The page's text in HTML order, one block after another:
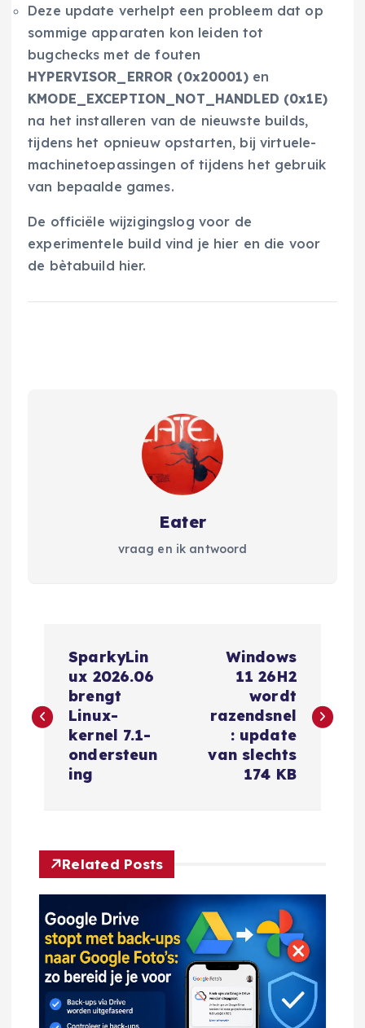
Deze update verhelpt een probleem dat op
sommige apparaten kon leiden tot
bugchecks met de fouten
HYPERVISOR_ERROR (0x20001)en
KMODE_EXCEPTION_NOT_HANDLED (0x1E)
na het installeren van de nieuwste builds,
tijdens het opnieuw opstarten, bij virtuele-
machinetoepassingen of tijdens het gebruik
van bepaalde games.
De officiële wijzigingslog voor de
experimentele build vind je hier en die voor
de bètabuild hier.
Eater
vraag en ik antwoord
r
h
t
n
a
v
SparkyLin
ux 2026.06
brengt
Linux-
kernel 7.1-
ondersteun
ing
Windows
11 26H2
wordt
razendsnel
: update
van slechts
174 KB
Related Posts